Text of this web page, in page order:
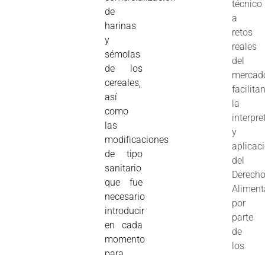
de
harinas
y
sémolas
de los
cereales,
así
como
las
modificaciones
de tipo
sanitario
que fue
necesario
introducir
en cada
momento
técnico
a
retos
reales
del
la
y
del
por
parte
de
los